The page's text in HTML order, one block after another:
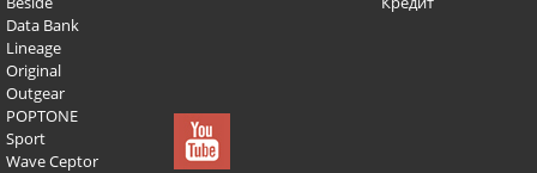
Data Bank
Lineage
Original
Outgear
POPTONE
Sport
Wave Ceptor